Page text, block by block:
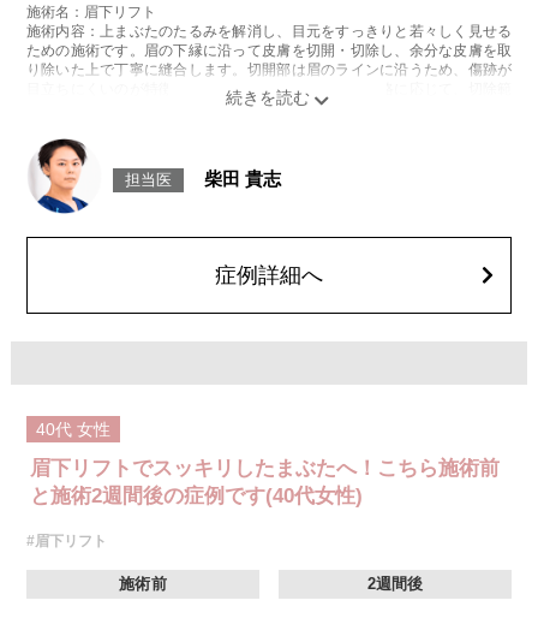
施術名：眉下リフト
施術内容：上まぶたのたるみを解消し、目元をすっきりと若々しく見せる
ための施術です。眉の下縁に沿って皮膚を切開・切除し、余分な皮膚を取
り除いた上で丁寧に縫合します。切開部は眉のラインに沿うため、傷跡が
目立ちにくいのが特徴です。まぶたのたるみ具合や骨格に応じて、切除範
囲やデザインを個別に調整し、自然な仕上がりを目指します。
抜糸：施術5〜7日後にご来院して頂きます。(抜糸なしの場合は来院不要)
リスク、副作用：腫れ、内出血、疼痛などが術後一時的に生じることがご
ざいます。また、稀に細菌感染症、左右差、肥厚性瘢痕、兎眼、縫合糸の
露出、感覚鈍麻、傷痕の盛り上がり、凹み、色素沈着などが生じることが
費用：437,800円(税込)〜932,800円(税込)
オプション：笑気麻酔 3,300円(税込)
担当医 柴田 貴志
症例詳細へ
40代 女性
眉下リフトでスッキリしたまぶたへ！こちら施術前
と施術2週間後の症例です(40代女性)
#眉下リフト
施術前 2週間後